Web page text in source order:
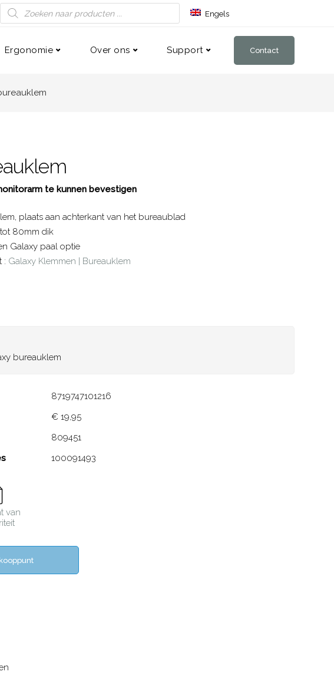
Engels
Frans
Ergonomie Over ons Support Contact
te kunnen bevestigen
plaats aan achterkant van het bureaublad
80mm dik
Galaxy paal optie
: Galaxy Klemmen | Bureauklem
bureauklem
8719747101216
€ 19,95
809451
100091493
van